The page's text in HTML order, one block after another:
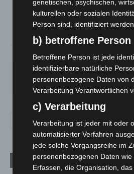
19.3°C
65% 3.5m/s
FR.
21°
SA.
26°
SO.
32 °
Aktuelle Beiträge
genetischen, psychischen,
kulturellen oder sozialen
Person sind, identifiziert
b) betroffene Person
Betroffene Person ist jede
identifizierbare natürliche
personenbezogene Daten von
Verarbeitung Verantwortlichen
c) Verarbeitung
Verarbeitung ist jeder mit oder
automatisierter Verfahren
jede solche Vorgangsreihe im
personenbezogenen Daten
Erfassen, die Organisation,